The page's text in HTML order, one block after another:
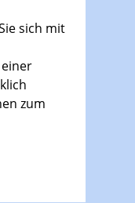
sich mit
zum